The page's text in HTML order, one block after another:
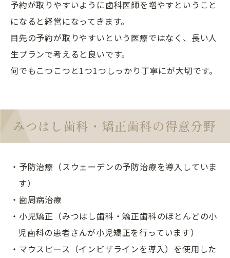
予約が取りやすいように歯科医師を増やすということ
になると経営になってきます。
目先の予約が取りやすいという医療ではなく、長い人
生プランで考えると良いです。
何でもこつこつと1つ1つしっかり丁寧にが大切です。
みつはし歯科・矯正歯科の得意分野
・予防治療（スウェーデンの予防治療を導入していま
す）
・歯周病治療
・小児矯正（みつはし歯科・矯正歯科のほとんどの小
児歯科の患者さんが小児矯正を行っています）
・マウスピース（インビザラインを導入）を使用した